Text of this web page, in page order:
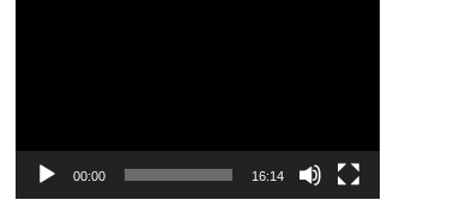
00:00 16:14